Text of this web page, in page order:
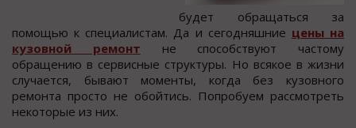
будет обращаться за
помощью к специалистам. Да и сегодняшние цены на
кузовной ремонт не способствуют частому
обращению в сервисные структуры. Но всякое в жизни
случается, бывают моменты, когда без кузовного
ремонта просто не обойтись. Попробуем рассмотреть
некоторые из них.